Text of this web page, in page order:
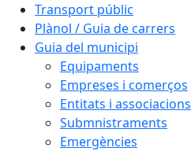
Transport públic
Plànol / Guia de carrers
Guia del municipi
Equipaments
Empreses i comerços
Entitats i associacions
Submnistraments
Emergències